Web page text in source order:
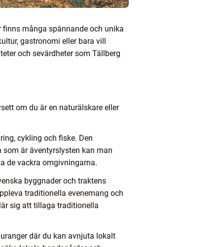
många spännande och unika
gastronomi eller bara vill
och sevärdheter som Tällberg
om du är en naturälskare eller
cykling och fiske. Den
är äventyrslysten kan man
de vackra omgivningarna.
byggnader och traktens
traditionella evenemang och
sig att tillaga traditionella
där du kan avnjuta lokalt